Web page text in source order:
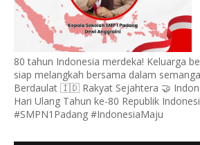
80 tahun Indonesia merdeka! Keluarga
siap melangkah bersama dalam
Berdaulat 🇮🇩 Rakyat Sejahtera 🤝
Hari Ulang Tahun ke-80 Republik
#SMPN1Padang #IndonesiaMaju